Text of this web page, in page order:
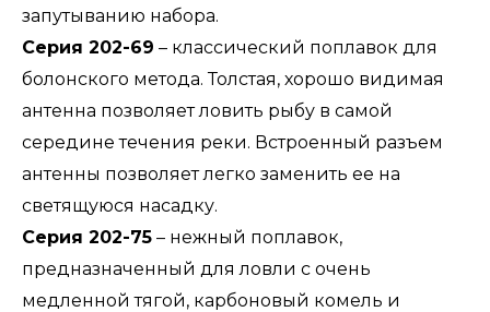
запутыванию набора.
Серия 202-69 – классический поплавок для
болонского метода. Толстая, хорошо видимая
антенна позволяет ловить рыбу в самой
середине течения реки. Встроенный разъем
антенны позволяет легко заменить ее на
светящуюся насадку.
Серия 202-75 – нежный поплавок,
предназначенный для ловли с очень
медленной тягой, карбоновый комель и